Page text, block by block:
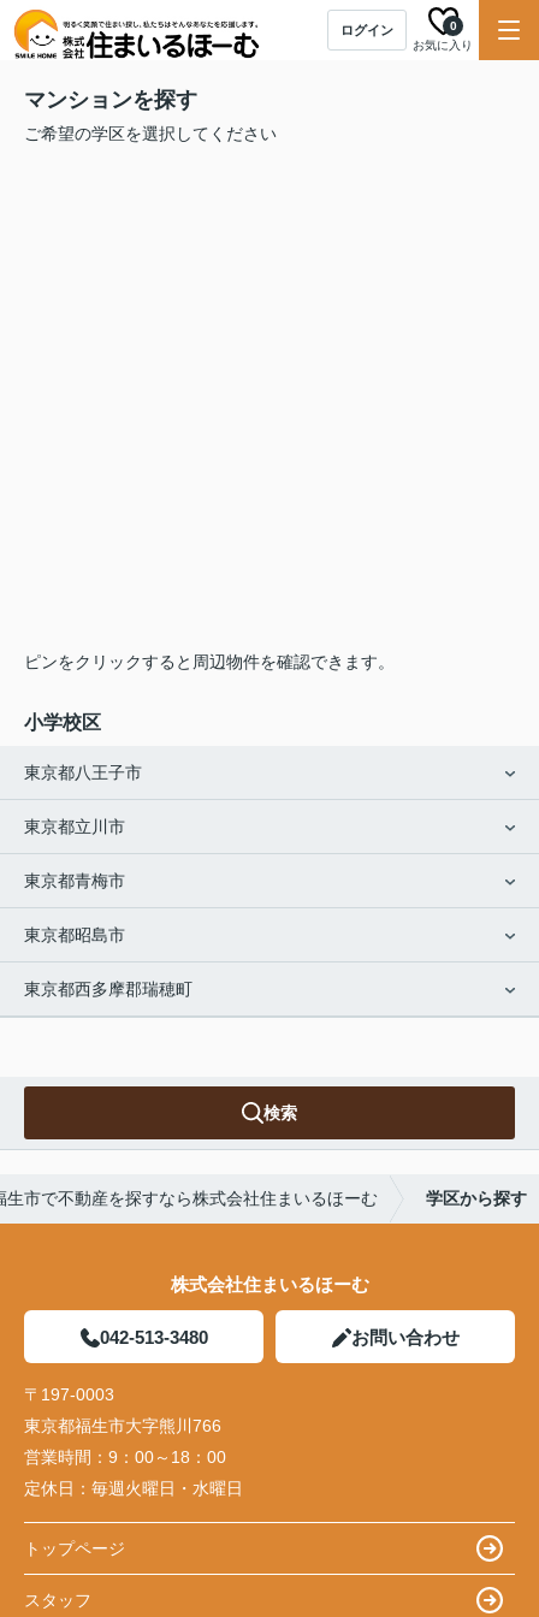
ログイン
お気に入り
0
マンションを探す
ご希望の学区を選択してください
ピンをクリックすると周辺物件を確認できます。
小学校区
東京都八王子市
東京都立川市
東京都青梅市
東京都昭島市
東京都西多摩郡瑞穂町
検索
生市で不動産を探すなら株式会社住まいるほーむ 学区から探す
株式会社住まいるほーむ
042-513-3480 お問い合わせ
〒197-0003
東京都福生市大字熊川766
営業時間： 9：00～18：00
定休日： 毎週火曜日・水曜日
トップページ
スタッフ